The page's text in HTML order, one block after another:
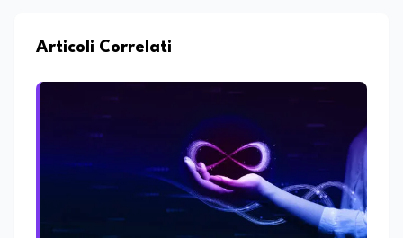
professionale, distinguendosi per una
attive del lavoro e delle dinamiche che
legano istruzione, occupazione e
sviluppo delle competenze. Alla
preparazione economica e professionale
affianca una grande passione per la
lettura e per il giornalismo, che ne
arricchiscono il profilo umano e
culturale. Spazia con disinvoltura tra
diverse tematiche, offrendo sempre il
Articoli Correlati